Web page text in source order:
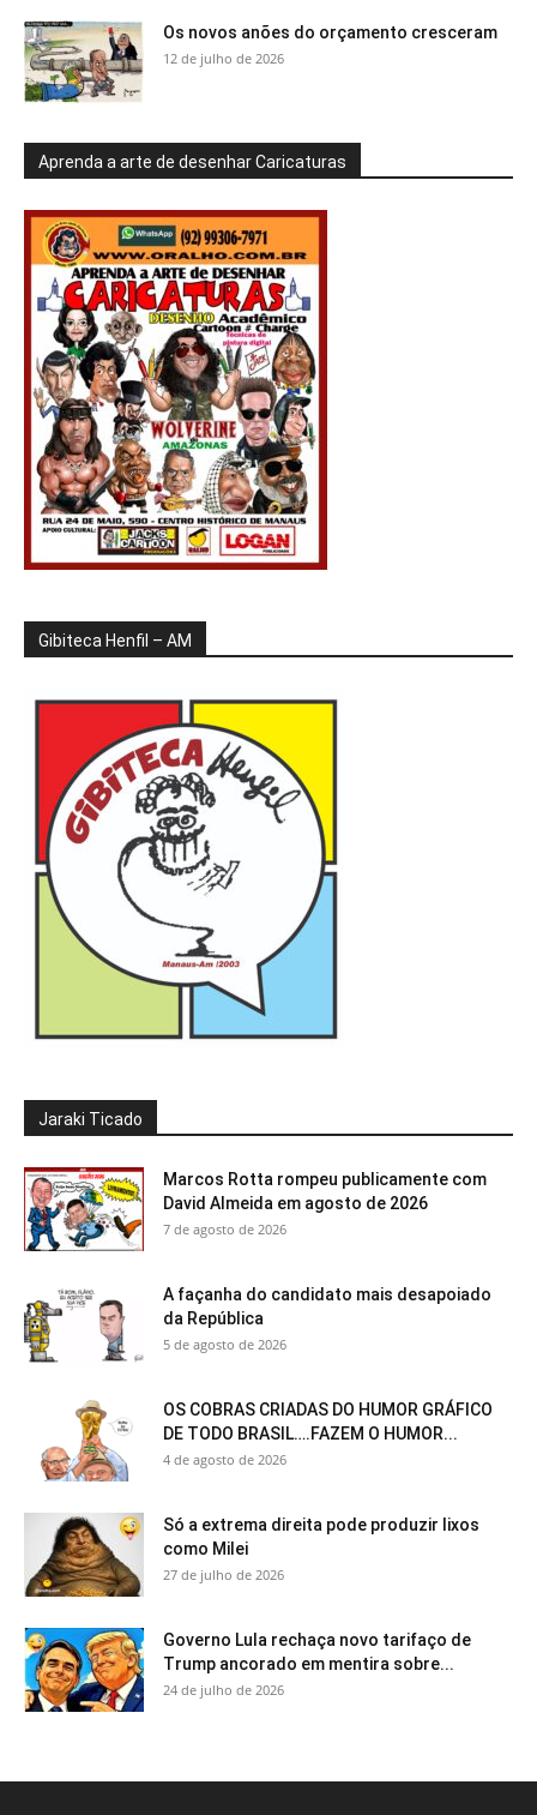
Os novos anões do orçamento cresceram
12 de julho de 2026
Aprenda a arte de desenhar Caricaturas
Gibiteca Henfil – AM
Jaraki Ticado
Marcos Rotta rompeu publicamente com
David Almeida em agosto de 2026
7 de agosto de 2026
A façanha do candidato mais desapoiado
da República
5 de agosto de 2026
OS COBRAS CRIADAS DO HUMOR GRÁFICO
DE TODO BRASIL….FAZEM O HUMOR...
4 de agosto de 2026
Só a extrema direita pode produzir lixos
como Milei
27 de julho de 2026
Governo Lula rechaça novo tarifaço de
Trump ancorado em mentira sobre...
24 de julho de 2026